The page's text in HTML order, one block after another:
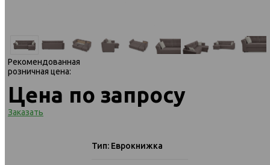
Рекомендованная
розничная цена:
Цена по запросу
Заказать
Тип: Еврокнижка